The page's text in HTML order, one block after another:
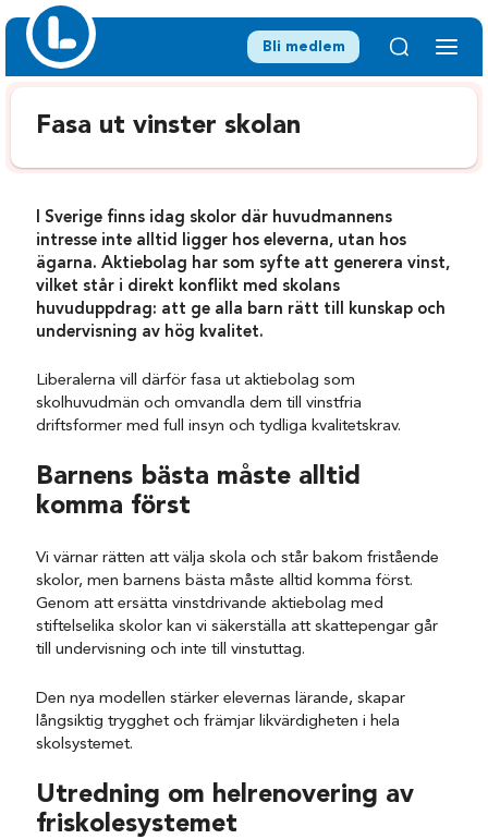
Bli medlem
Fasa ut vinster skolan
I Sverige finns idag skolor där huvudmannens
intresse inte alltid ligger hos eleverna, utan hos
ägarna. Aktiebolag har som syfte att generera vinst,
vilket står i direkt konflikt med skolans
huvuduppdrag: att ge alla barn rätt till kunskap och
undervisning av hög kvalitet.
Liberalerna vill därför fasa ut aktiebolag som
skolhuvudmän och omvandla dem till vinstfria
driftsformer med full insyn och tydliga kvalitetskrav.
Barnens bästa måste alltid
komma först
Vi värnar rätten att välja skola och står bakom fristående
skolor, men barnens bästa måste alltid komma först.
Genom att ersätta vinstdrivande aktiebolag med
stiftelselika skolor kan vi säkerställa att skattepengar går
till undervisning och inte tillvinstuttag.
Den nya modellen stärker elevernas lärande, skapar
långsiktig trygghet och främjar likvärdigheten i hela
skolsystemet.
Utredning om helrenovering av
friskolesystemet